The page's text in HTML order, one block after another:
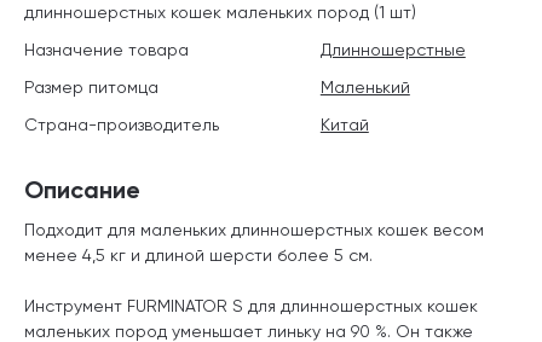
Описание
Подходит для маленьких длинношерстных кошек весом
менее 4,5 кг и длиной шерсти более 5 см.
Инструмент FURMINATOR S для длинношерстных кошек
маленьких пород уменьшает линьку на 90 %. Он также
длинношерстных кошек маленьких пород (1 шт)
Назначение товара
Длинношерстные
Размер питомца
Маленький
Страна-производитель
Китай